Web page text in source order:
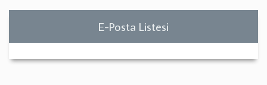
E-Posta Listesi